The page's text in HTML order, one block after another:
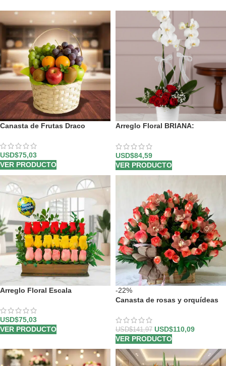
Canasta de Frutas Draco
USD$75,03
VER PRODUCTO
Arreglo Floral BRIANA:
Enamorar 🌹
USD$84,59
VER PRODUCTO
Arreglo Floral Escala
USD$75,03
VER PRODUCTO
-22%
Canasta de rosas y orquídeas
USD$141,97 USD$110,09
VER PRODUCTO